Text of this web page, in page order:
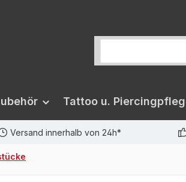
Tattoo u.
Versand innerhalb von 24h*